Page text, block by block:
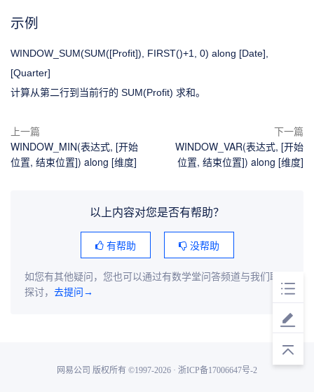
示例
WINDOW_SUM(SUM([Profit]), FIRST()+1, 0) along [Date],
[Quarter]
计算从第二行到当前行的 SUM(Profit) 求和。
上一篇
WINDOW_MIN(表达式, [开始
位置, 结束位置]) along [维度]
下一篇
WINDOW_VAR(表达式, [开始
位置, 结束位置]) along [维度]
以上内容对您是否有帮助？
有帮助 没帮助
如您有其他疑问，您也可以通过有数学堂问答频道与我们联系
探讨， 去提问→
网易公司 版权所有 ©1997-2026 · 浙ICP备17006647号-2